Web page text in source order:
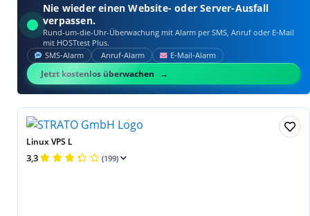
Nie wieder einen Website- oder Server-Ausfall
verpassen.
Rund-um-die-Uhr-Überwachung mit Alarm per SMS, Anruf oder E‑Mail
mit HOSTtest Plus.
SMS‑Alarm Anruf‑Alarm E‑Mail‑Alarm
Jetzt kostenlos überwachen
Linux VPS L
3,3 (199)